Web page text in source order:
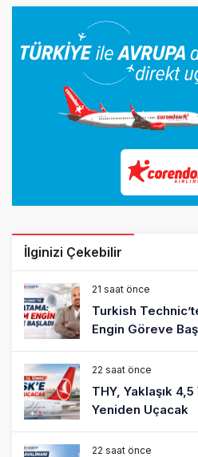
İlginizi Çekebilir
21 saat önce
Turkish
Engin Göreve
22 saat önce
THY, Yaklaşık 4,5
Yeniden Uçacak
22 saat önce